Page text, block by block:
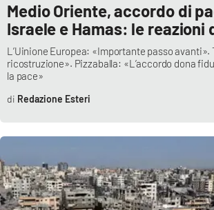
Medio Oriente, accordo di
Israele e Hamas: le reazioni
L’Uinione Europea: «Importante passo
ricostruzione». Pizzaballa: «L’accordo dona
la pace»
Redazione Esteri